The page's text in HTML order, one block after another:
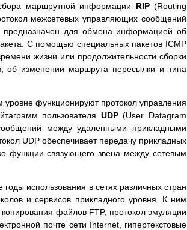
маршрутной информации RIP (Routing
межсетевых управляющих сообщений
предназначен для обмена информацией об
С помощью специальных пакетов ICMP
жизни или продолжительности сборки
об изменении маршрута пересылки и типа
функционируют протокол управления
пользователя UDP(User Datagram
между удаленными прикладными
UDP обеспечивает передачу прикладных
функции связующего звена между сетевым
использования в сетях различных стран
и сервисов прикладного уровня. К ним
файлов FTP, протокол эмуляции
почте сети Internet, гипертекстовые